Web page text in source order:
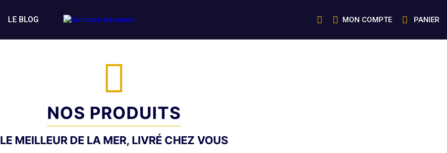
LE BLOG MON COMPTE PANIER
NOS PRODUITS
LE MEILLEUR DE LA MER, LIVRÉ CHEZ VOUS